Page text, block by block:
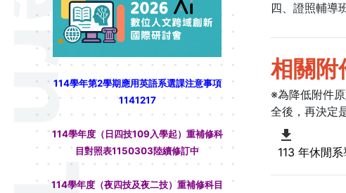
114學年第2學期應用英語系選課注意事項
1141217
114學年度（日四技109入學起）重補修科
目對照表1150303陸續修訂中
114學年度（夜四技及夜二技）重補修科目
四、證照輔
相關附
※為降低附件
全後，再決定
113 年休閒